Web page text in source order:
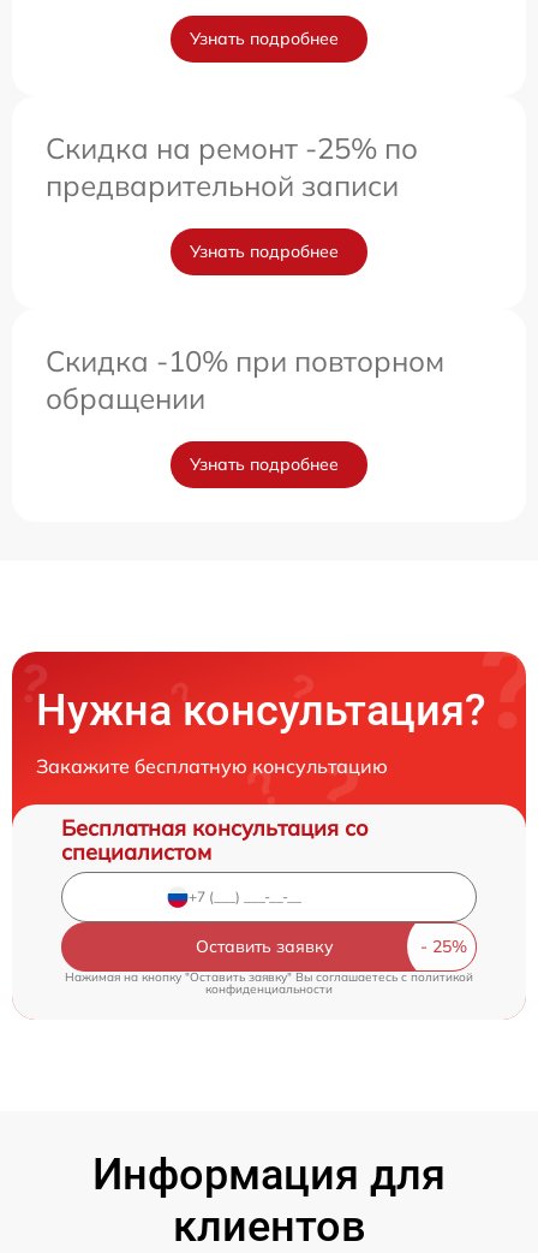
Узнать подробнее
Скидка на ремонт -25% по
предварительной записи
Узнать подробнее
Скидка -10% при повторном
обращении
Узнать подробнее
Нужна консультация?
Закажите бесплатную консультацию
Бесплатная консультация со
специалистом
Оставить заявку
Нажимая на кнопку "Оставить заявку" Вы соглашаетесь cполитикой
конфиденциальности
Информация для
клиентов